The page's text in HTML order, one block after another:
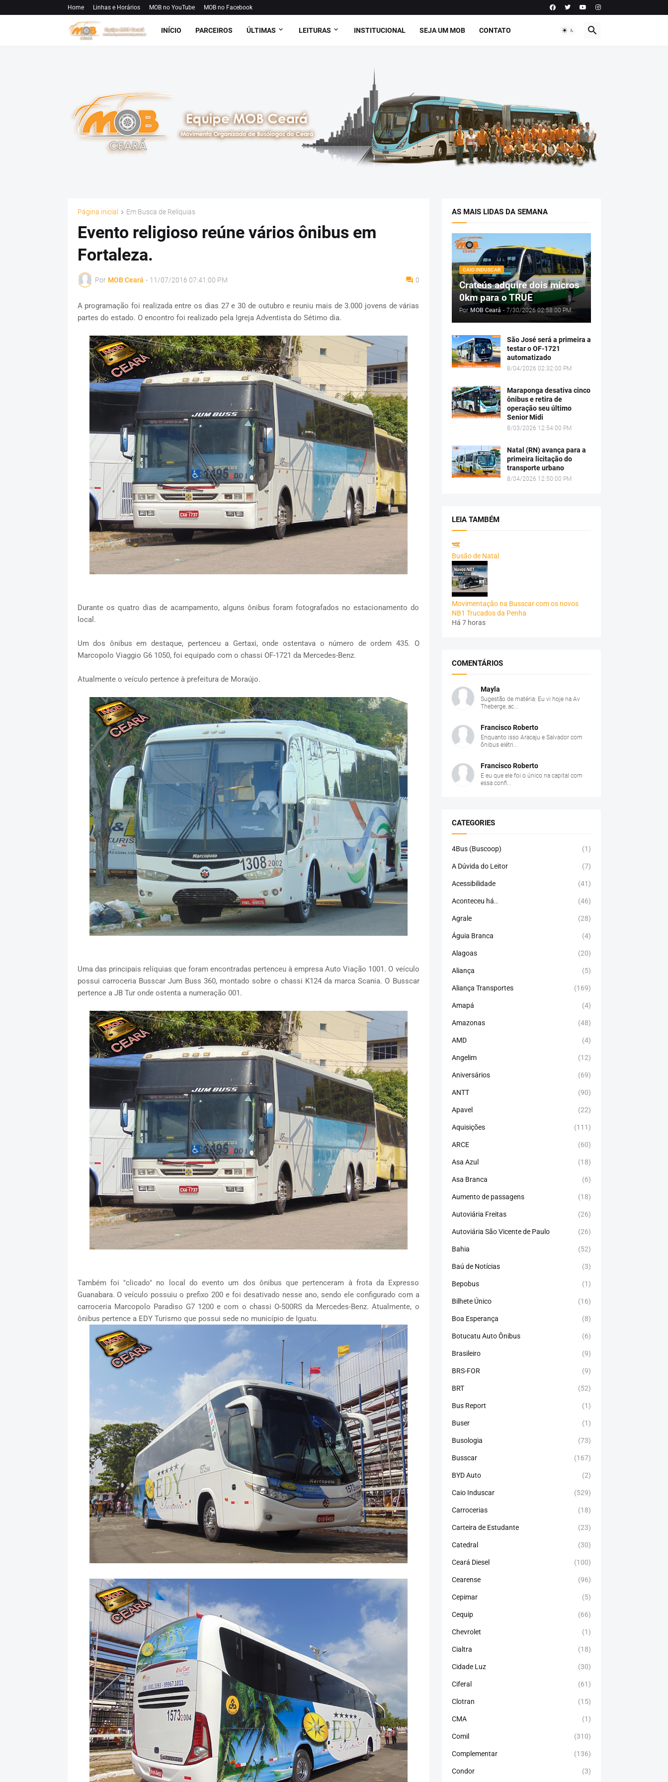
Home Linhas e Horários MOB no YouTube MOB no Facebook
INÍCIO PARCEIROS ÚLTIMAS LEITURAS INSTITUCIONAL SEJA UM MOB CONTATO
Página inicial Em Busca de Relíquias
Evento religioso reúne vários ônibus em
Fortaleza.
Por MOB Ceará - 11/07/2016 07:41:00 PM 0
A programação foi realizada entre os dias 27 e 30 de outubro e reuniu mais de 3.000 jovens de várias
partes do estado. O encontro foi realizado pela Igreja Adventista do Sétimo dia.
Durante os quatro dias de acampamento, alguns ônibus foram fotografados no estacionamento do
local.
Um dos ônibus em destaque, pertenceu a Gertaxi, onde ostentava o número de ordem 435. O
Marcopolo Viaggio G6 1050, foi equipado com o chassi OF-1721 da Mercedes-Benz.
Atualmente o veículo pertence à prefeitura de Moraújo.
Uma das principais relíquias que foram encontradas pertenceu à empresa Auto Viação 1001. O veículo
possui carroceria Busscar Jum Buss 360, montado sobre o chassi K124 da marca Scania. O Busscar
pertence a JB Tur onde ostenta a numeração 001.
Também foi "clicado" no local do evento um dos ônibus que pertenceram à frota da Expresso
Guanabara. O veículo possuiu o prefixo 200 e foi desativado nesse ano, sendo ele configurado com a
carroceria Marcopolo Paradiso G7 1200 e com o chassi O-500RS da Mercedes-Benz. Atualmente, o
ônibus pertence a EDY Turismo que possui sede no município de Iguatu.
AS MAIS LIDAS DA SEMANA
CAIO INDUSCAR
Crateús adquire dois micros
0km para o TRUE
Por MOB Ceará - 7/30/2026 02:58:00 PM
São José será a primeira a
testar o OF-1721
automatizado
8/04/2026 02:32:00 PM
Maraponga desativa cinco
ônibus e retira de
operação seu último
Senior Midi
8/03/2026 12:54:00 PM
Natal (RN) avança para a
primeira licitação do
transporte urbano
8/04/2026 12:50:00 PM
LEIA TAMBÉM
Busão de Natal
Movimentação na Busscar com os novos
NB1 Trucados da Penha
Há 7 horas
COMENTÁRIOS
Mayla
Sugestão de matéria: Eu vi hoje na Av
Theberge, ac...
Francisco Roberto
Enquanto isso Aracaju e Salvador com
ônibus elétri...
Francisco Roberto
E eu que ele foi o único na capital com
essa confi...
CATEGORIES
4Bus (Buscoop) (1)
A Dúvida do Leitor (7)
Acessibilidade (41)
Aconteceu há.. (46)
Agrale (28)
Águia Branca (4)
Alagoas (20)
Aliança (5)
Aliança Transportes (169)
Amapá (4)
Amazonas (48)
AMD (4)
Angelim (12)
Aniversários (69)
ANTT (90)
Apavel (22)
Aquisições (111)
ARCE (60)
Asa Azul (18)
Asa Branca (6)
Aumento de passagens (18)
Autoviária Freitas (26)
Autoviária São Vicente de Paulo (26)
Bahia (52)
Baú de Notícias (3)
Bepobus (1)
Bilhete Único (16)
Boa Esperança (8)
Botucatu Auto Ônibus (6)
Brasileiro (9)
BRS-FOR (9)
BRT (52)
Bus Report (1)
Buser (1)
Busologia (73)
Busscar (167)
BYD Auto (2)
Caio Induscar (529)
Carrocerias (18)
Carteira de Estudante (23)
Catedral (30)
Ceará Diesel (100)
Cearense (96)
Cepimar (5)
Cequip (66)
Chevrolet (1)
Cialtra (18)
Cidade Luz (30)
Ciferal (61)
Clotran (15)
CMA (1)
Comil (310)
Complementar (136)
Condor (3)